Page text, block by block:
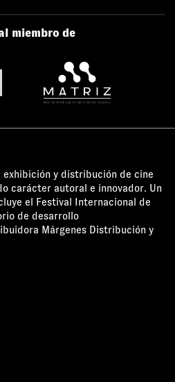
miembro de
exhibición y distribución de cine
carácter autoral e innovador. Un
el Festival Internacional de
de desarrollo
Márgenes Distribución y